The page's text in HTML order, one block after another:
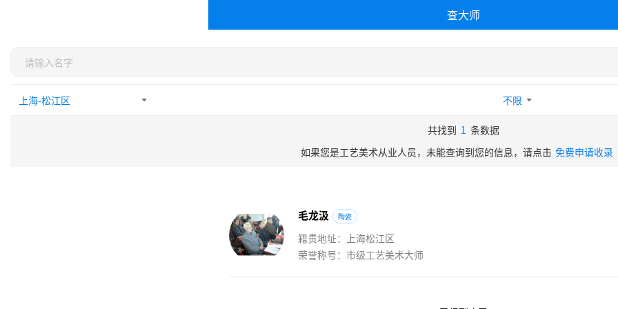
查大师
不限
共找到 1 条数据
如果您是工艺美术从业人员，未能查询到您的信息，请点击 免费申请收录
毛龙汲 陶瓷
籍贯地址：上海松江区
荣誉称号：市级工艺美术大师